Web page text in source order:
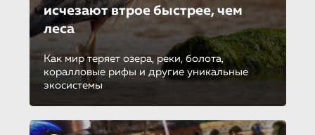
исчезают втрое быстрее, чем
леса
Как мир теряет озера, реки, болота,
коралловые рифы и другие уникальные
экосистемы